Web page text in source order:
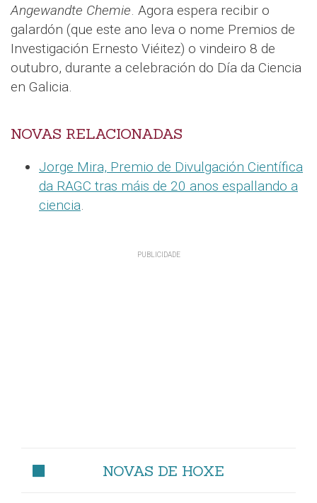
Angewandte Chemie. Agora espera recibir o
galardón (que este ano leva o nome Premios de
Investigación Ernesto Viéitez) o vindeiro 8 de
outubro, durante a celebración do Día da Ciencia
en Galicia.
NOVAS RELACIONADAS
Jorge Mira, Premio de Divulgación Científica
da RAGC tras máis de 20 anos espallando a
ciencia.
NOVAS DE HOXE